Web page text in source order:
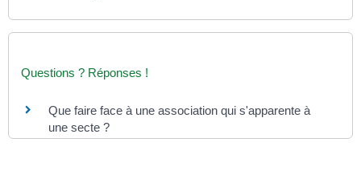
Questions ? Réponses !
Que faire face à une association qui s'apparente à
une secte ?